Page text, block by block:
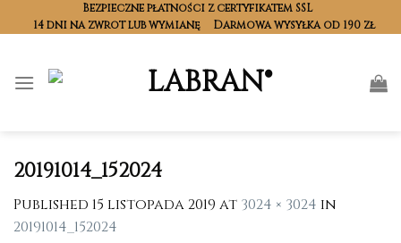
to
Bezpieczne płatności z certyfikatem SSL
14 dni na zwrot lub wymianę
Darmowa wysyłka od 190 zł
20191014_152024
Published 15 listopada 2019 at 3024 × 3024 in
20191014_152024